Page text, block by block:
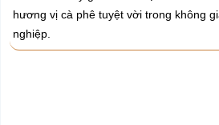
hương vị cà phê tuyệt vời trong không
nghiệp.